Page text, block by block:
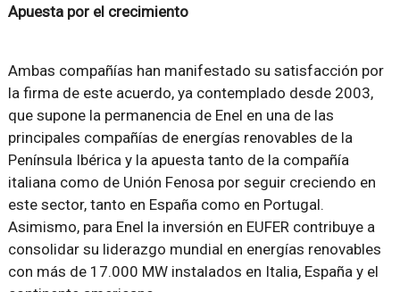
Apuesta por el crecimiento
Ambas compañías han manifestado su satisfacción por
la firma de este acuerdo, ya contemplado desde 2003,
que supone la permanencia de Enel en una de las
principales compañías de energías renovables de la
Península Ibérica y la apuesta tanto de la compañía
italiana como de Unión Fenosa por seguir creciendo en
este sector, tanto en España como en Portugal.
Asimismo, para Enel la inversión en EUFER contribuye a
consolidar su liderazgo mundial en energías renovables
con más de 17.000 MW instalados en Italia, España y el